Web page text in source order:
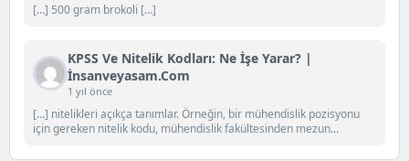
[…] 500 gram brokoli […]
KPSS Ve Nitelik Kodları: Ne İşe Yarar? |
İnsanveyasam.com
1 yıl önce
[…] nitelikleri açıkça tanımlar. Örneğin, bir mühendislik pozisyonu
için gereken nitelik kodu, mühendislik fakültesinden mezun...